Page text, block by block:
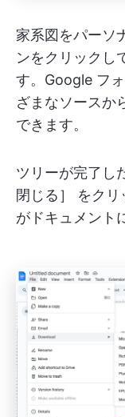
家系図をパーソ
ンをクリックし
す。Google フ
ざまなソースか
できます。
ツリーが完了し
閉じる］ をク
がドキュメント